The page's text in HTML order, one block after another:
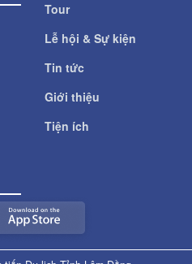
Tour
Lễ hội & Sự kiện
Tin tức
Giới thiệu
Tiện ích